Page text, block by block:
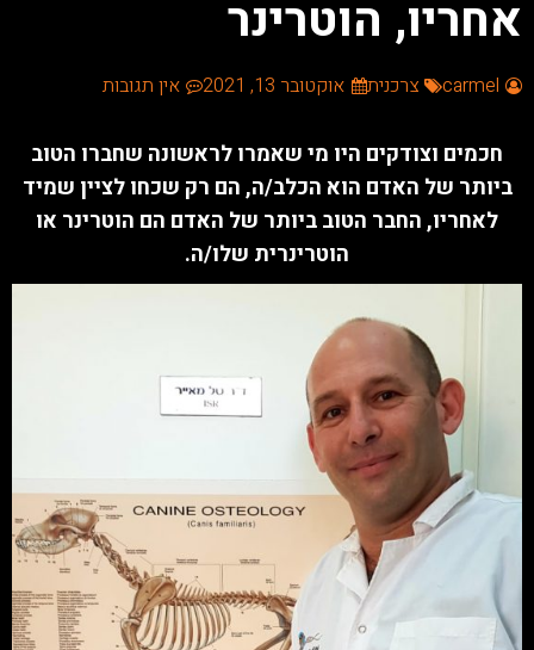
content,
ללחוץ
לדלג
לאזור
אחריו, הוטרינר
carmel צרכנית אוקטובר 13, 2021 אין תגובות
חכמים וצודקים היו מי שאמרו לראשונה שחברו הטוב
ביותר של האדם הוא הכלב/ה, הם רק שכחו לציין שמיד
לאחריו, החבר הטוב ביותר של האדם הם הוטרינר או
הוטרינרית שלו/ה.